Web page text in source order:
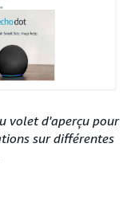
volet d'aperçu pour
sur différentes